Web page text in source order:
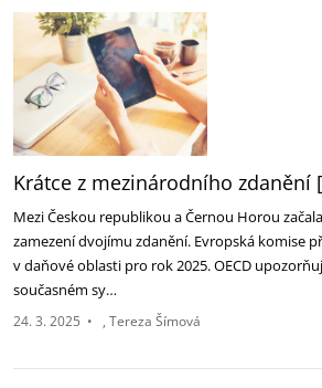
Krátce z mezinárodního zdanění
Mezi Českou republikou a Černou Horou
zamezení dvojímu zdanění. Evropská komise
v daňové oblasti pro rok 2025‎. OECD
současném sy…
24. 3. 2025 • Tereza Šímová